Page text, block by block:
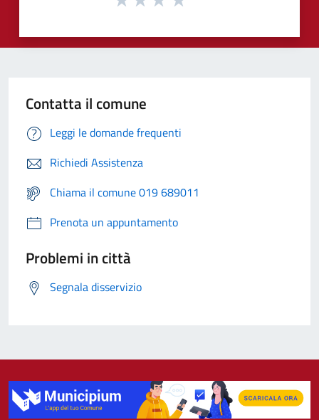
Contatta il comune
Leggi le domande frequenti
Richiedi Assistenza
Chiama il comune 019 689011
Prenota un appuntamento
Problemi in città
Segnala disservizio